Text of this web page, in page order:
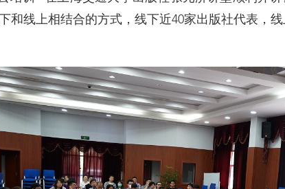
和线上相结合的方式，线下近40家出版社代表，